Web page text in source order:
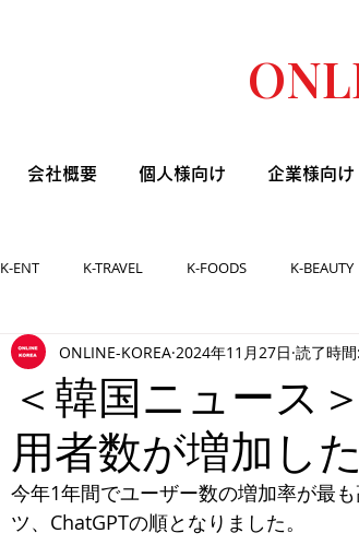
会社概要 個人様向け 企業様向け
K-ENT K-TRAVEL K-FOODS K-BEAUTY
＜韓国ニュース
用者数が増加し
ONLINE-KOREA 2024年11月27日 読了時
今年1年間でユーザー数の増加率が最
ツ、ChatGPTの順となりました。